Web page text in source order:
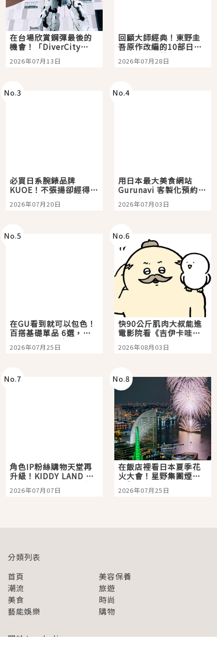
在台場欣賞鋼彈最後的
機會！「DiverCity
Tokyo Plaza」搭船、
購物、美食及夜景，一
2026年07月13日
回顧大師經典！東野圭
吾原作改編的10部日本
影視作品推薦
2026年07月28日
No.3
必買日系腕錶品牌
KUOE！不張揚卻經得起
時間洗鍊的經典之作五
選
2026年07月20日
No.4
用日本最大美食網站
Gurunavi 客製化預約九
大都市餐廳，打造專屬
美食體驗！
2026年07月03日
No.5
在GU看到就可以包色！
百搭基礎單品 6選，閉
眼全收也不心疼
2026年07月25日
No.6
快90公斤肌肉大叔能進
電影院看《吉伊卡哇》
嗎？日本重金屬樂團
「打首」會長與nagano
2026年08月03日
No.7
角色IP粉絲購物天堂再
升級！KIDDY LAND 原
宿店吉伊卡哇迎客，新
開幕 OMOKADO 店3分
2026年07月07日
No.8
在飯店裡看日本夏季花
火大會！星野集團煙火
景觀飯店6選，讓你不用
人擠人悠閒欣賞
2026年07月25日
分類列表
首頁
美容保養
潮流
旅遊
美食
時尚
藝能娛樂
購物
關於Japaholic